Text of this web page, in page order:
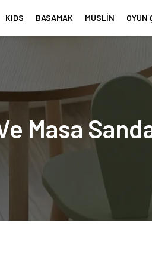
KIDS BASAMAK MÜSLİN OYUN
Masa